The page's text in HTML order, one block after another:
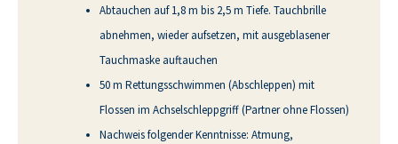
Abtauchen auf 1,8 m bis 2,5 m Tiefe. Tauchbrille
abnehmen, wieder aufsetzen, mit ausgeblasener
Tauchmaske auftauchen
50 m Rettungsschwimmen (Abschleppen) mit
Flossen im Achselschleppgriff (Partner ohne Flossen)
Nachweis folgender Kenntnisse: Atmung,